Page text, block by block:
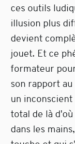
ces outils
illusion plus
devient
jouet. Et ce
formateur
son rapport
un
total de là
dans les